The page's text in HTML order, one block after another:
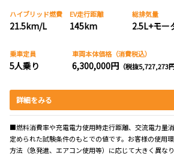
ハイブリッド燃費
21.5km/L
EV走行距離
145km
総排気量
2.5L+モー
乗車定員
5人乗り
車両本体価格（消費税込）
6,300,000円 （税抜5,727,273円
詳細をみる
■燃料消費率や充電電力使用時走行距離、交流電力量消
定められた試験条件のもとでの値です。お客様の使用
方法（急発進、エアコン使用等）に応じて大きく異な